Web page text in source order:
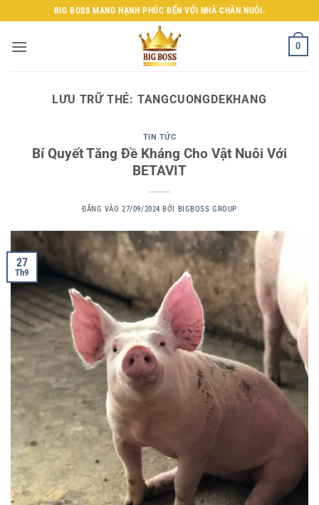
qua
nội
BIG BOSS MANG HẠNH PHÚC ĐẾN VỚI NHÀ CHĂN NUÔI.
0
LƯU TRỮ THẺ: TANGCUONGDEKHANG
TIN TỨC
Bí Quyết Tăng Đề Kháng Cho Vật Nuôi Với
BETAVIT
ĐĂNG VÀO27/09/2024 BỞI BIGBOSS GROUP
27
Th9